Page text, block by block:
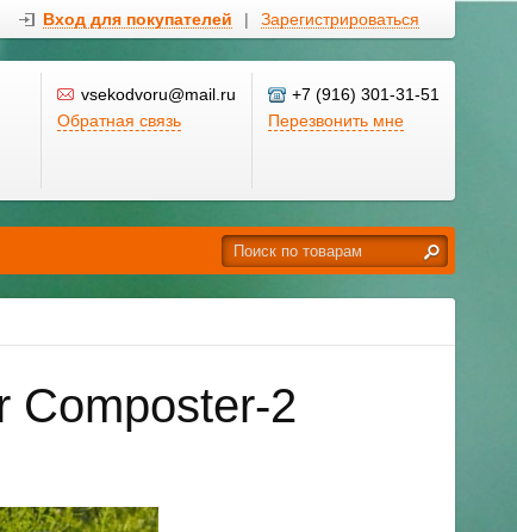
Вход для покупателей | Зарегистрироваться
vsekodvoru@mail.ru
Обратная связь
+7 (916) 301-31-51
Перезвонить мне
Composter-2